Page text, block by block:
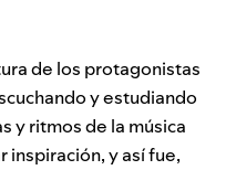
de los protagonistas
y estudiando
y ritmos de la música
inspiración, y así fue,